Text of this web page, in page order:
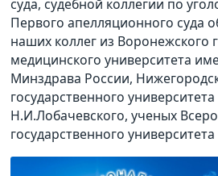
суда, судебной коллегии по
Первого апелляционного суда
наших коллег из Воронежского
медицинского университета
Минздрава России,
государственного
Н.И.Лобачевского, ученых
государственного